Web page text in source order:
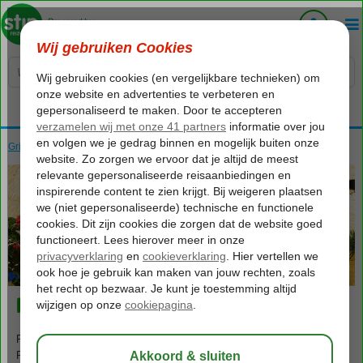
Voelt als thuiskomen...
Griekenland Kreta Kreta Piskopiano
va 687
o.b.v. 2 personen
Piskopiano
Proef de authentieke sfeer in het gemoedelijke en gezellige dorpje
Piskopiano, op slechts een paar kilometer van Chersonissos. Je kunt